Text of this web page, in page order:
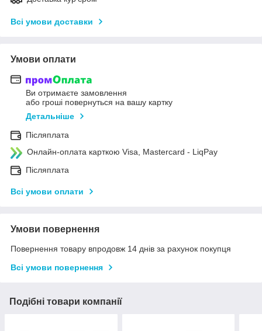
Всі умови доставки
Умови оплати
Ви отримаєте замовлення
або гроші повернуться на вашу картку
Детальніше
Післяплата
Онлайн-оплата карткою Visa, Mastercard - LiqPay
Післяплата
Всі умови оплати
Умови повернення
Повернення товару впродовж 14 днів за рахунок покупця
Всі умови повернення
Подібні товари компанії